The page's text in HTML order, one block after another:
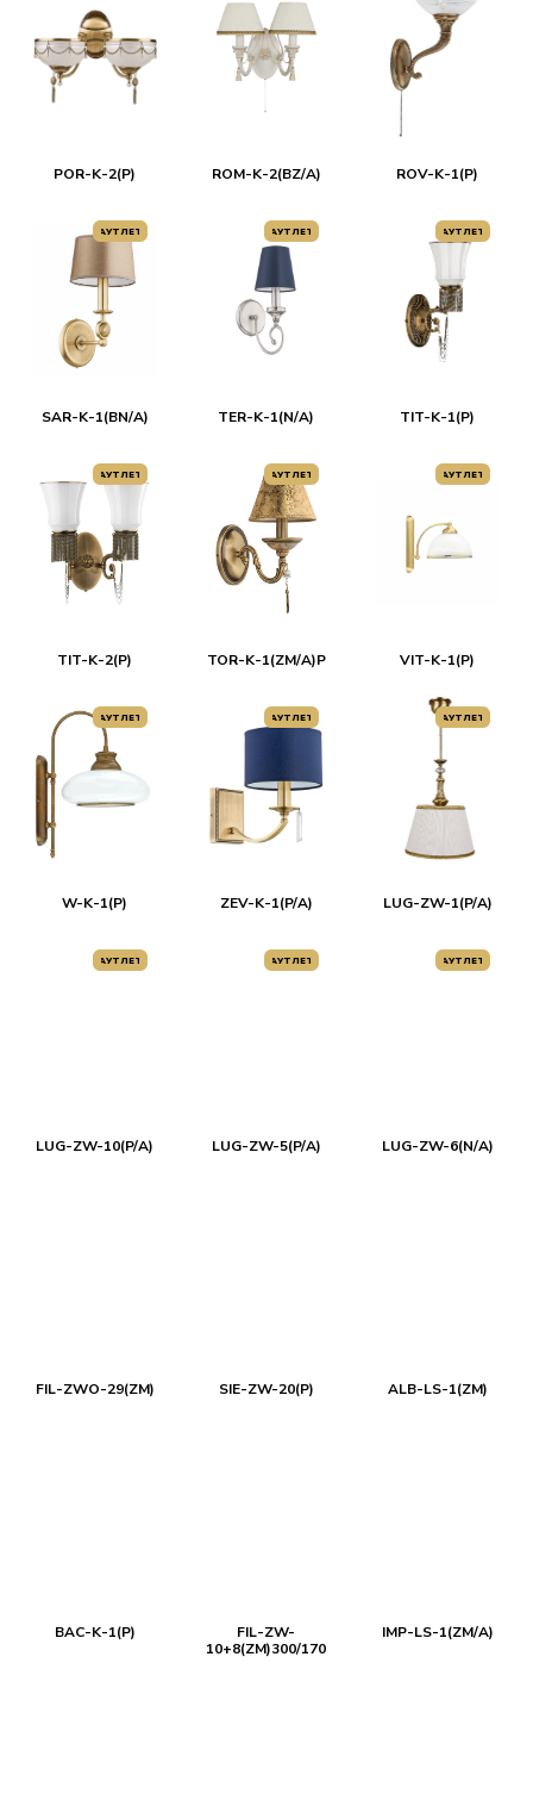
POR-K-2(P) ROM-K-2(BZ/A) ROV-K-1(P)
АУТЛЕТ
SAR-K-1(BN/A)
АУТЛЕТ
TER-K-1(N/A)
АУТЛЕТ
TIT-K-1(P)
АУТЛЕТ
TIT-K-2(P)
АУТЛЕТ
TOR-K-1(ZM/A)P
АУТЛЕТ
VIT-K-1(P)
АУТЛЕТ
W-K-1(P)
АУТЛЕТ
ZEV-K-1(P/A)
АУТЛЕТ
LUG-ZW-1(P/A)
АУТЛЕТ
LUG-ZW-10(P/A)
АУТЛЕТ
LUG-ZW-5(P/A)
АУТЛЕТ
LUG-ZW-6(N/A)
FIL-ZWO-29(ZM) SIE-ZW-20(P) ALB-LS-1(ZM)
BAC-K-1(P)
FIL-ZW-
10+8(ZM)300/170
IMP-LS-1(ZM/A)